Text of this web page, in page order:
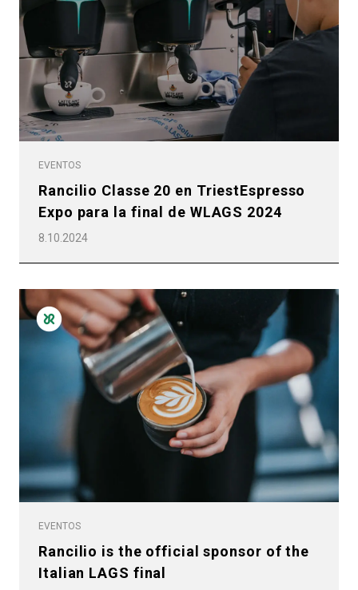
EVENTOS
Rancilio Classe 20 en TriestEspresso
Expo para la final de WLAGS 2024
8.10.2024
EVENTOS
Rancilio is the official sponsor of the
Italian LAGS final
Todos
Productos
Noticias
Descargar